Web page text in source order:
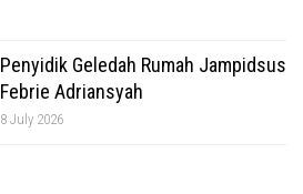
Penyidik Geledah Rumah Jampidsus
Febrie Adriansyah
8 July 2026